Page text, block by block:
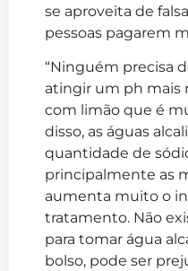
se aproveita de
pessoas pagarem
“Ninguém precisa
atingir um ph mais
com limão que é
disso, as águas
quantidade de
principalmente as
aumenta muito o
tratamento. Não
para tomar água
bolso, pode ser